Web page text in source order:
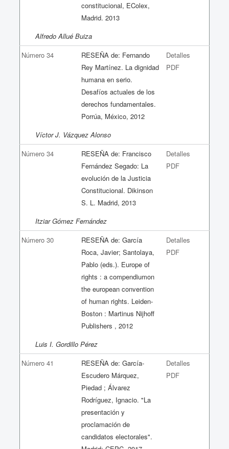
constitucional, EColex,
Madrid. 2013
Alfredo Allué Buiza
Número 34
RESEÑA de: Fernando
Rey Martínez. La dignidad
humana en serio.
Desafíos actuales de los
derechos fundamentales.
Porrúa, México, 2012
Detalles
PDF
Víctor J. Vázquez Alonso
Número 34
RESEÑA de: Francisco
Fernández Segado: La
evolución de la Justicia
Constitucional. Dikinson
S. L. Madrid, 2013
Detalles
PDF
Itziar Gómez Fernández
Número 30
RESEÑA de: García
Roca, Javier; Santolaya,
Pablo (eds.). Europe of
rights : a compendiumon
the european convention
of human rights. Leiden-
Boston : Martinus Nijhoff
Publishers , 2012
Detalles
PDF
Luis I. Gordillo Pérez
Número 41
RESEÑA de: García-
Escudero Márquez,
Piedad ; Álvarez
Rodríguez, Ignacio. "La
presentación y
proclamación de
candidatos electorales".
Detalles
PDF